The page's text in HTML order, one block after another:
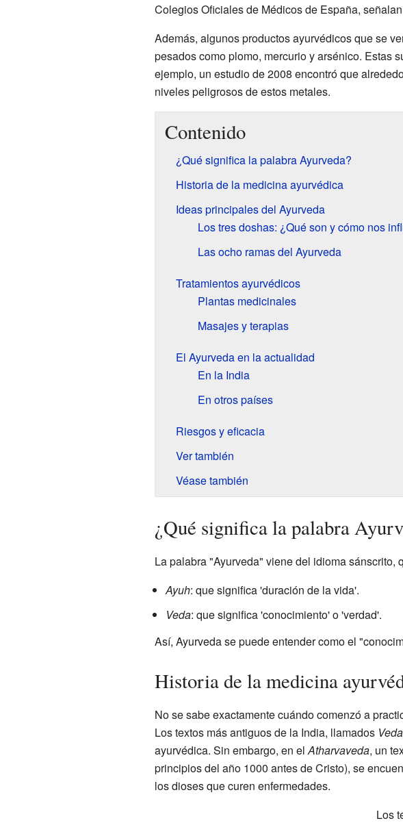
Colegios Oficiales de Médicos de España,
Además, algunos productos ayurvédicos que se
pesados como plomo, mercurio y arsénico. Estas
ejemplo, un estudio de 2008 encontró que
niveles peligrosos de estos metales.
Contenido
¿Qué significa la palabra Ayurveda?
Historia de la medicina ayurvédica
Ideas principales del Ayurveda
Los tres doshas: ¿Qué son y cómo nos
Las ocho ramas del Ayurveda
Tratamientos ayurvédicos
Plantas medicinales
Masajes y terapias
El Ayurveda en la actualidad
En la India
En otros países
Riesgos y eficacia
Ver también
Véase también
¿Qué significa la palabra
La palabra "Ayurveda" viene del idioma sánscrito,
Ayuh: que significa 'duración de la vida'.
Veda: que significa 'conocimiento' o 'verdad'.
Así, Ayurveda se puede entender como el
Historia de la medicina
No se sabe exactamente cuándo comenzó a
Los textos más antiguos de la India, llamados
ayurvédica. Sin embargo, en elAtharvaveda, un
principios del año 1000 antes de Cristo), se
los dioses que curen enfermedades.
Los